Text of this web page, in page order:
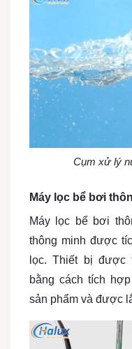
Cụm xử lý
Máy lọc bể bơi
Máy lọc bể bơi
thông minh được
lọc. Thiết bị được
bằng cách tích
sản phẩm và được